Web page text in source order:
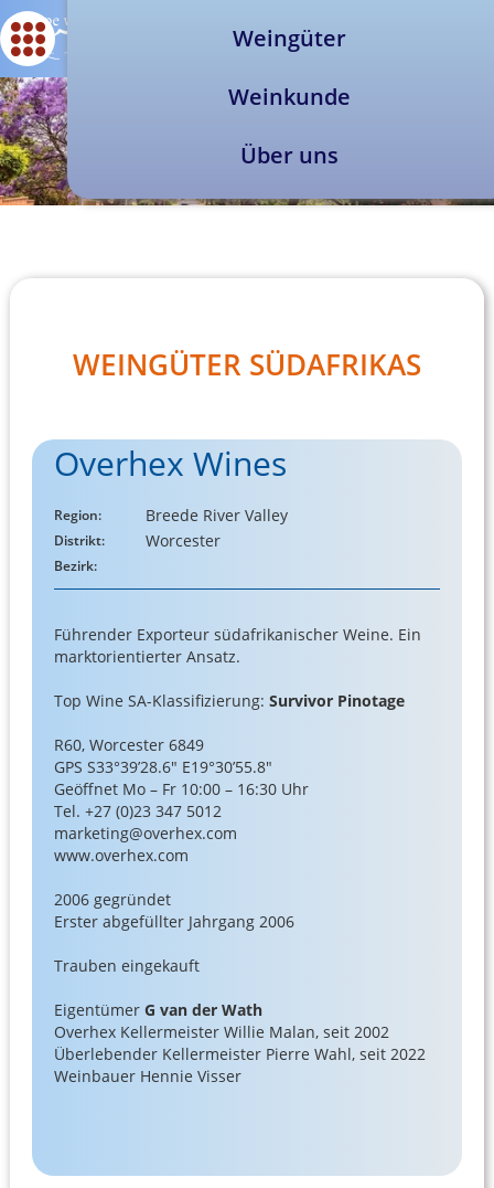
Weingüter
Weinkunde
Über uns
WEINGÜTER SÜDAFRIKAS
Overhex Wines
Region: Breede River Valley
Distrikt: Worcester
Bezirk:
Führender Exporteur südafrikanischer Weine. Ein
marktorientierter Ansatz.
Top Wine SA-Klassifizierung: Survivor Pinotage
R60, Worcester 6849
GPS S33°39’28.6″ E19°30’55.8″
Geöffnet Mo – Fr 10:00 – 16:30 Uhr
Tel. +27 (0)23 347 5012
marketing@overhex.com
www.overhex.com
2006 gegründet
Erster abgefüllter Jahrgang 2006
Trauben eingekauft
Eigentümer G van der Wath
Overhex Kellermeister Willie Malan, seit 2002
Überlebender Kellermeister Pierre Wahl, seit 2022
Weinbauer Hennie Visser